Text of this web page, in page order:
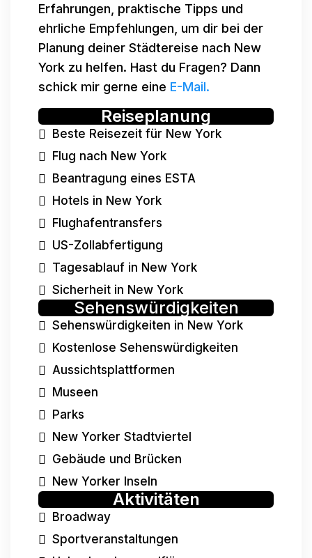
Erfahrungen, praktische Tipps und
ehrliche Empfehlungen, um dir bei der
Planung deiner Städtereise nach New
York zu helfen. Hast du Fragen? Dann
schick mir gerne eine E-Mail.
Reiseplanung
Beste Reisezeit für New York
Flug nach New York
Beantragung eines ESTA
Hotels in New York
Flughafentransfers
US-Zollabfertigung
Tagesablauf in New York
Sicherheit in New York
Sehenswürdigkeiten
Sehenswürdigkeiten in New York
Kostenlose Sehenswürdigkeiten
Aussichtsplattformen
Museen
Parks
New Yorker Stadtviertel
Gebäude und Brücken
New Yorker Inseln
Aktivitäten
Broadway
Sportveranstaltungen